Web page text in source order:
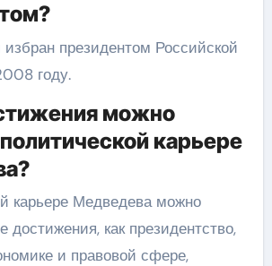
президентом Российской
году.
можно
карьере
карьере Медведева можно
достижения, как президентство,
и правовой сфере,